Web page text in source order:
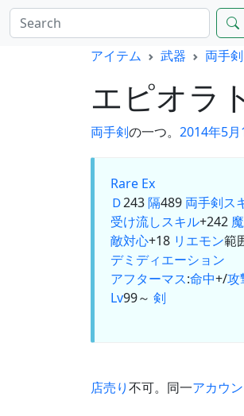
アイテム
武器 両手剣
エピオラ
両手剣の一つ。 2014年5
Rare Ex
Ｄ243隔489 両手剣ス
受け流しスキル+242
敵対心+18 リエモン範
デミディエーション
アフターマス:命中+/攻
Lv99～ 剣
店売り不可。同一アカウン